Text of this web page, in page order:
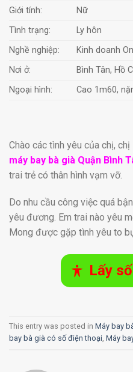
Giới tính:
Nữ
Tình trạng:
Ly hôn
Nghề nghiệp:
Kinh doanh
Nơi ở:
Bình Tân, Hồ
Ngoại hình:
Cao 1m60,
Chào các tình yêu của chị,
máy bay bà già Quận Bình
trai trẻ có thân hình vạm vỡ.
Do nhu cầu công việc quá
yêu đương. Em trai nào yêu
Mong được gặp tình yêu to
Lấy
This entry was posted in Máy bay
bay bà già có số điện thoại, Máy